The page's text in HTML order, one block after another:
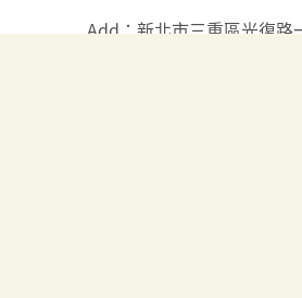
Add：新北市三重區光復路